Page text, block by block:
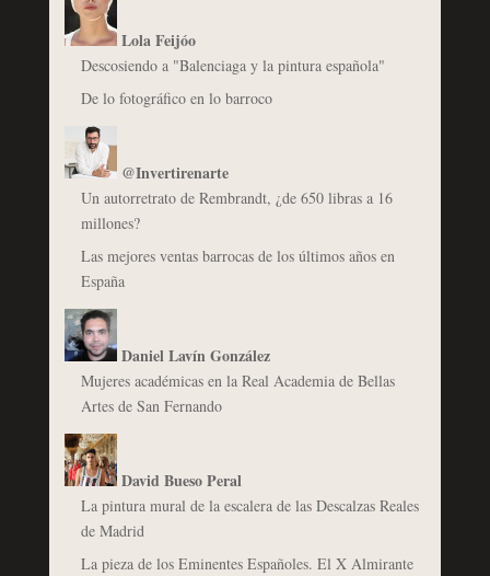
Lola Feijóo
Descosiendo a "Balenciaga y la pintura española"
De lo fotográfico en lo barroco
@Invertirenarte
Un autorretrato de Rembrandt, ¿de 650 libras a 16
millones?
Las mejores ventas barrocas de los últimos años en
España
Daniel Lavín González
Mujeres académicas en la Real Academia de Bellas
Artes de San Fernando
David Bueso Peral
La pintura mural de la escalera de las Descalzas Reales
de Madrid
La pieza de los Eminentes Españoles. El X Almirante